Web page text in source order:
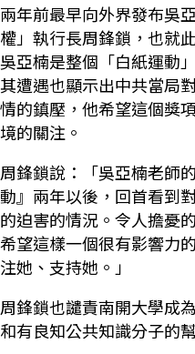
兩年前最早向外界發布吳
權」執行長周鋒鎖，也就
吳亞楠是整個「白紙運動
其遭遇也顯示出中共當局
情的鎮壓，他希望這個獎
境的關注。
周鋒鎖說：「吳亞楠老師
動』兩年以後，回首看到
的迫害的情況。令人擔憂
希望這樣一個很有影響力
注她、支持她。」
周鋒鎖也譴責南開大學成
和有良知公共知識分子的